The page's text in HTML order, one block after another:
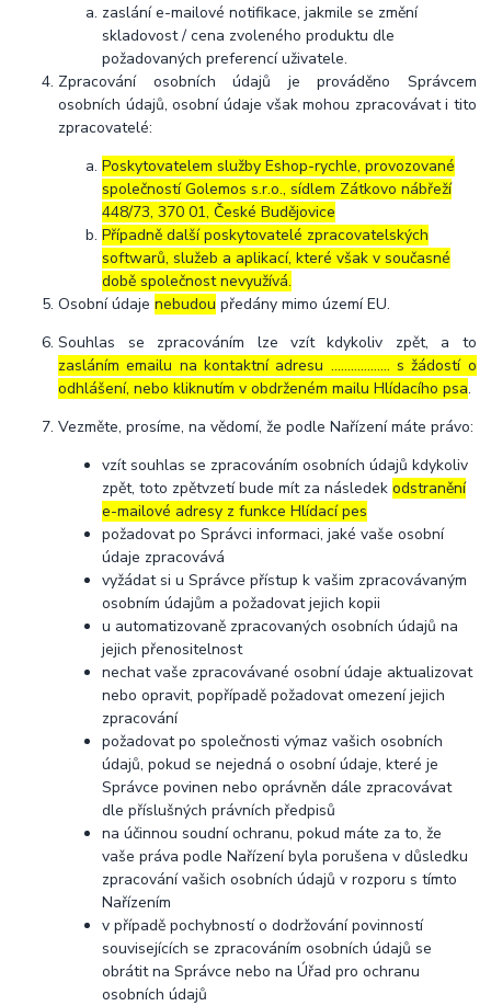
zaslání e-mailové notifikace, jakmile se změní
skladovost / cena zvoleného produktu dle
požadovaných preferencí uživatele.
Zpracování osobních údajů je prováděno Správcem
osobních údajů, osobní údaje však mohou zpracovávat i tito
zpracovatelé:
Poskytovatelem služby Eshop-rychle, provozované
společností Golemos s.r.o., sídlem Zátkovo nábřeží
448/73, 370 01, České Budějovice
Případně další poskytovatelé zpracovatelských
softwarů, služeb a aplikací, které však v současné
době společnost nevyužívá.
Osobní údajenebudou předány mimo území EU.
Souhlas se zpracováním lze vzít kdykoliv zpět, a to
zasláním emailu na kontaktní adresu ..……………. s žádostí o
odhlášení, nebo kliknutím v obdrženém mailu Hlídacího psa.
Vezměte, prosíme, na vědomí, že podle Nařízení máte právo:
vzít souhlas se zpracováním osobních údajů kdykoliv
zpět, toto zpětvzetí bude mít za následekodstranění
e-mailové adresy z funkce Hlídací pes
požadovat po Správci informaci, jaké vaše osobní
údaje zpracovává
vyžádat si u Správce přístup k vašim zpracovávaným
osobním údajům a požadovat jejich kopii
u automatizovaně zpracovaných osobních údajů na
jejich přenositelnost
nechat vaše zpracovávané osobní údaje aktualizovat
nebo opravit, popřípadě požadovat omezení jejich
zpracování
požadovat po společnosti výmaz vašich osobních
údajů, pokud se nejedná o osobní údaje, které je
Správce povinen nebo oprávněn dále zpracovávat
dle příslušných právních předpisů
na účinnou soudní ochranu, pokud máte za to, že
vaše práva podle Nařízení byla porušena v důsledku
zpracování vašich osobních údajů v rozporu s tímto
Nařízením
v případě pochybností o dodržování povinností
souvisejících se zpracováním osobních údajů se
obrátit na Správce nebo na Úřad pro ochranu
osobních údajů